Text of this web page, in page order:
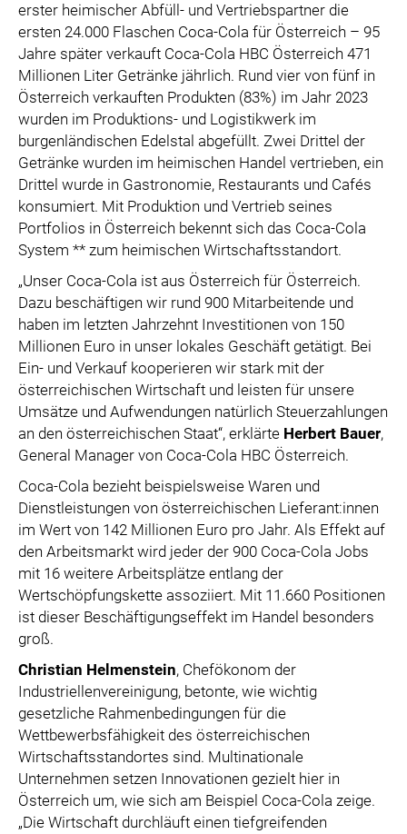
erster heimischer Abfüll- und Vertriebspartner die
ersten 24.000 Flaschen Coca-Cola für Österreich – 95
Jahre später verkauft Coca-Cola HBC Österreich 471
Millionen Liter Getränke jährlich. Rund vier von fünf in
Österreich verkauften Produkten (83%) im Jahr 2023
wurden im Produktions- und Logistikwerk im
burgenländischen Edelstal abgefüllt. Zwei Drittel der
Getränke wurden im heimischen Handel vertrieben, ein
Drittel wurde in Gastronomie, Restaurants und Cafés
konsumiert. Mit Produktion und Vertrieb seines
Portfolios in Österreich bekennt sich das Coca-Cola
System ** zum heimischen Wirtschaftsstandort.
„Unser Coca-Cola ist aus Österreich für Österreich.
Dazu beschäftigen wir rund 900 Mitarbeitende und
haben im letzten Jahrzehnt Investitionen von 150
Millionen Euro in unser lokales Geschäft getätigt. Bei
Ein- und Verkauf kooperieren wir stark mit der
österreichischen Wirtschaft und leisten für unsere
Umsätze und Aufwendungen natürlich Steuerzahlungen
an den österreichischen Staat“, erklärte Herbert Bauer,
General Manager von Coca-Cola HBC Österreich.
Coca-Cola bezieht beispielsweise Waren und
Dienstleistungen von österreichischen Lieferant:innen
im Wert von 142 Millionen Euro pro Jahr. Als Effekt auf
den Arbeitsmarkt wird jeder der 900 Coca-Cola Jobs
mit 16 weitere Arbeitsplätze entlang der
Wertschöpfungskette assoziiert. Mit 11.660 Positionen
ist dieser Beschäftigungseffekt im Handel besonders
groß.
Christian Helmenstein, Chefökonom der
Industriellenvereinigung, betonte, wie wichtig
gesetzliche Rahmenbedingungen für die
Wettbewerbsfähigkeit des österreichischen
Wirtschaftsstandortes sind. Multinationale
Unternehmen setzen Innovationen gezielt hier in
Österreich um, wie sich am Beispiel Coca-Cola zeige.
„Die Wirtschaft durchläuft einen tiefgreifenden